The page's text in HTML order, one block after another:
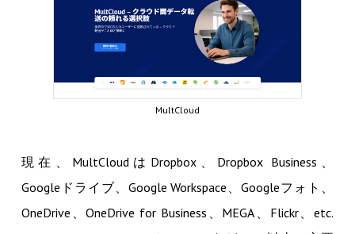
MultCloud
現在、MultCloudはDropbox、Dropbox Business、
Googleドライブ、Google Workspace、Googleフォト、
OneDrive、OneDrive for Business、MEGA、Flickr、etc.